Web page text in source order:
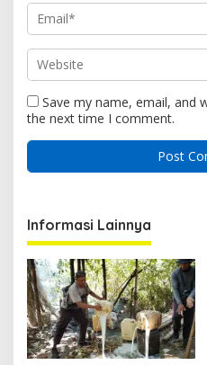
Save my name, email, and
the next time I comment.
Informasi Lainnya